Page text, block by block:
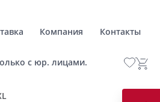
Компания Контакты
с юр. лицами.